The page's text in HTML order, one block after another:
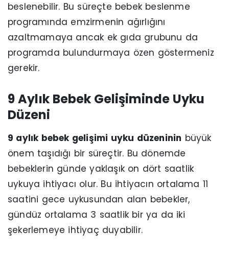
beslenebilir. Bu süreçte bebek beslenme
programında emzirmenin ağırlığını
azaltmamaya ancak ek gıda grubunu da
programda bulundurmaya özen göstermeniz
gerekir.
9 Aylık Bebek Gelişiminde Uyku
Düzeni
9 aylık bebek gelişimi uyku düzeninin büyük
önem taşıdığı bir süreçtir. Bu dönemde
bebeklerin günde yaklaşık on dört saatlik
uykuya ihtiyacı olur. Bu ihtiyacın ortalama 11
saatini gece uykusundan alan bebekler,
gündüz ortalama 3 saatlik bir ya da iki
şekerlemeye ihtiyaç duyabilir.